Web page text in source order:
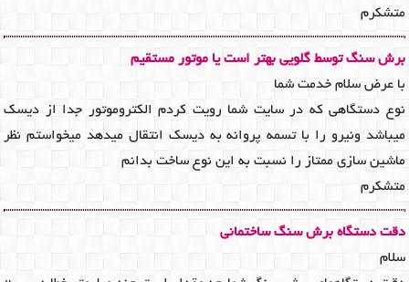
متشکرم
برش سنگ توسط گلویی بهتر است یا موتور مستقیم
با عرض سلام خدمت شما
نوع دستگاهی که در سایت شما رویت کردم الکتروموتور جدا از دیسک
میباشد ونیرو را با تسمه پروانه به دیسک انتقال میدهد میخواستم نظر
ماشین سازی ممتاز را نسبت به این نوع ساخت بدانم
متشکرم
دقت دستگاه برش سنگ ساختمانی
سلام